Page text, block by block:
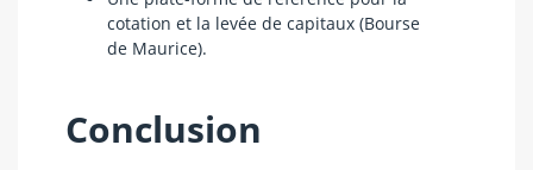
cotation et la levée de capitaux (Bourse
de Maurice).
Conclusion